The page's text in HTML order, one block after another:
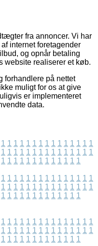
fra annoncer. Vi har
internet foretagender
og opnår betaling
website realiserer et køb.
forhandlere på nettet
muligt for os at give
er implementeret
data.
1 1 1 1 1 1 1 1 1 1 1 1 1 1 1
1 1 1 1 1 1 1 1 1 1 1 1 1 1 1
1 1 1 1 1 1 1 1 1 1 1 1 1
1 1 1 1 1 1 1 1 1 1 1 1 1 1 1
1 1 1 1 1 1 1 1 1 1 1 1 1 1 1
1 1 1 1 1 1 1 1 1 1 1 1 1
1 1 1 1 1 1 1 1 1 1 1 1 1 1 1
1 1 1 1 1 1 1 1 1 1 1 1 1 1 1
1 1 1 1 1 1 1 1 1 1 1 1 1